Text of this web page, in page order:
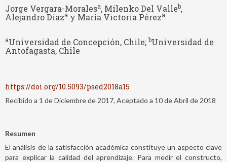
Jorge Vergara-Moralesa, Milenko Del Valleb,
Alejandro Díaza y María Victoria Péreza
aUniversidad de Concepción, Chile; bUniversidad de
Antofagasta, Chile
https://doi.org/10.5093/psed2018a15
Recibido a 1 de Diciembre de 2017, Aceptado a 10 de Abril de 2018
Resumen
El análisis de la satisfacción académica constituye un aspecto clave
para explicar la calidad del aprendizaje. Para medir el constructo,